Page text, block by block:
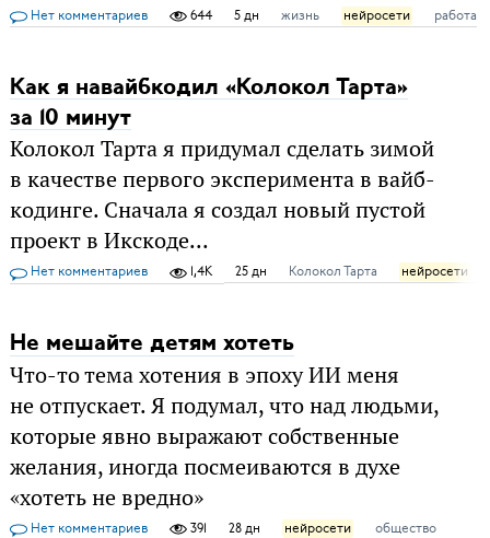
Нет комментариев 644 5 дн жизнь нейросети работа
Как я навайбкодил «Колокол Тарта»
за 10 минут
Колокол Тарта я придумал сделать зимой
в качестве первого эксперимента в вайб-
кодинге. Сначала я создал новый пустой
проект в Икскоде...
Нет комментариев 1,4K 25 дн Колокол Тарта нейросети
Не мешайте детям хотеть
Что-то тема хотения в эпоху ИИ меня
не отпускает. Я подумал, что над людьми,
которые явно выражают собственные
желания, иногда посмеиваются в духе
«хотеть не вредно»
Нет комментариев 391 28 дн нейросети общество